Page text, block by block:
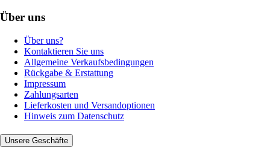
Über uns
Über uns?
Kontaktieren Sie uns
Allgemeine Verkaufsbedingungen
Rückgabe & Erstattung
Impressum
Zahlungsarten
Lieferkosten und Versandoptionen
Hinweis zum Datenschutz
Unsere Geschäfte